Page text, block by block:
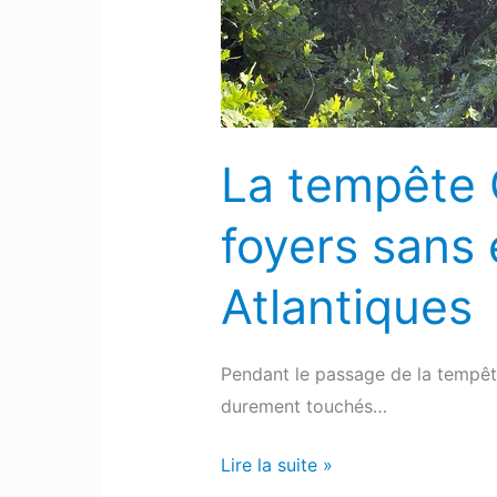
La tempête
foyers sans
Atlantiques
Pendant le passage de la
durement touchés…
2
300
foyers
sans
dans
Pyrénées-
Lire la suite »